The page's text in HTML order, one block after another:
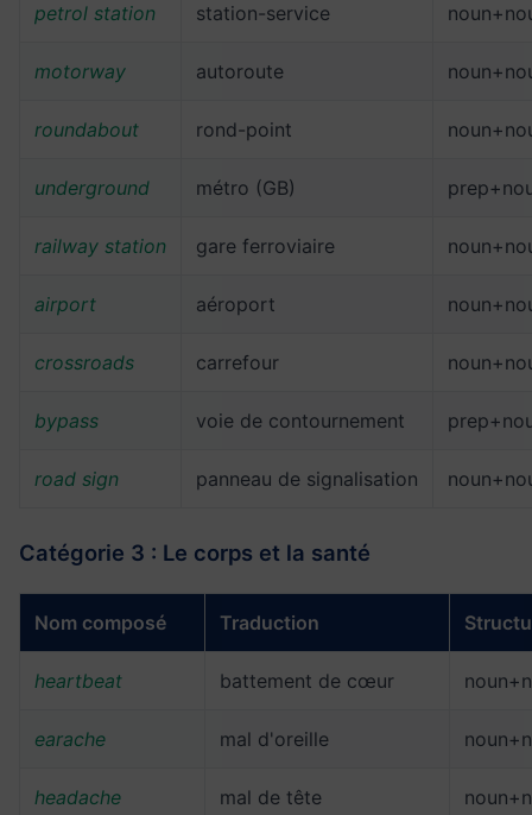
petrol station station-service
motorway autoroute
roundabout rond-point
underground métro (GB)
railway station gare ferroviaire
airport aéroport
crossroads carrefour
bypass voie de contournement
road sign panneau de signalisation
Catégorie 3 : Le corps et la santé
Nom composé Traduction
heartbeat battement de cœur
earache mal d'oreille
headache mal de tête